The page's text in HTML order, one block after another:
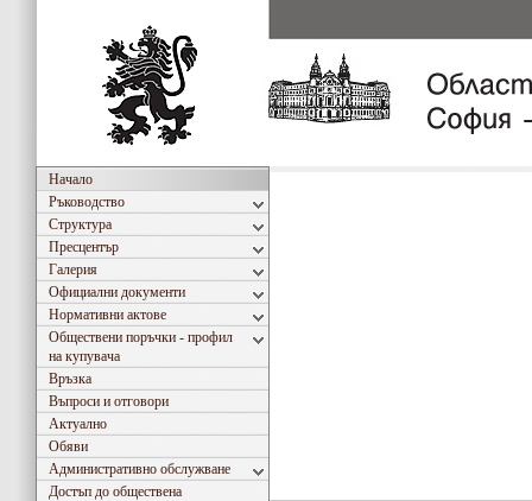
Начало
Ръководство
Структура
Пресцентър
Галерия
Официални документи
Нормативни актове
Обществени поръчки - профил
на купувача
Връзка
Въпроси и отговори
Актуално
Обяви
Административно обслужване
Достъп до обществена